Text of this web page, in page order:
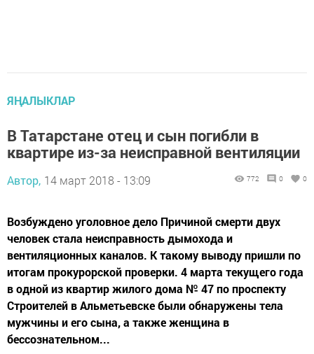
ЯҢАЛЫКЛАР
В Татарстане отец и сын погибли в
квартире из-за неисправной вентиляции
Автор, 14 март 2018 - 13:09 772 0 0
Возбуждено уголовное дело Причиной смерти двух
человек стала неисправность дымохода и
вентиляционных каналов. К такому выводу пришли по
итогам прокурорской проверки. 4 марта текущего года
в одной из квартир жилого дома № 47 по проспекту
Строителей в Альметьевске были обнаружены тела
мужчины и его сына, а также женщина в
бессознательном...